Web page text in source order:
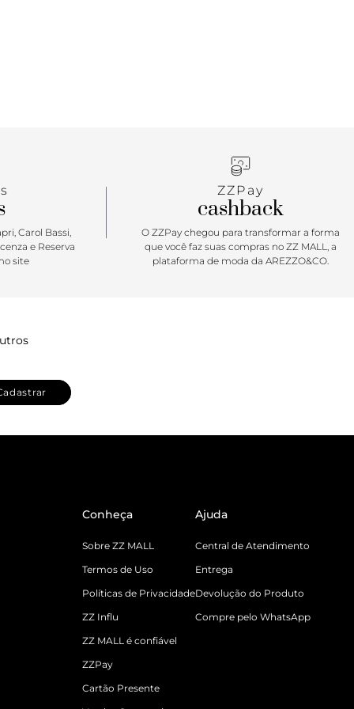
Carol Bassi,
e Reserva
site
ZZPay
cashback
O ZZPay chegou para transformar a forma
que você faz suas compras no ZZ MALL, a
plataforma de moda da AREZZO&CO.
Conheça
Sobre ZZ MALL
Termos de Uso
Políticas de Privacidade
ZZ Influ
ZZ MALL é confiável
ZZPay
Cartão Presente
Ajuda
Central de Atendimento
Entrega
Devolução do Produto
Compre pelo WhatsApp